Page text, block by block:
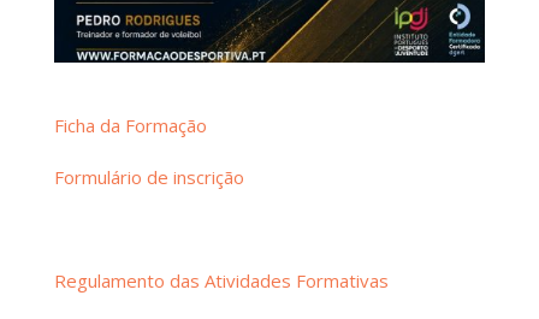
Ficha da Formação
Formulário de inscrição
Regulamento das Atividades Formativas